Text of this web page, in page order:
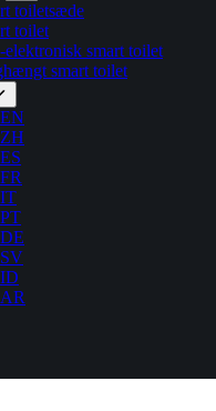
toiletsæde
toilet
elektronisk smart toilet
smart toilet
EN
ZH
ES
FR
IT
PT
DE
SV
ID
AR